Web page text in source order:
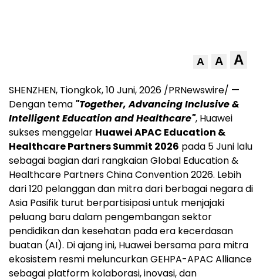
A A A
SHENZHEN, Tiongkok,10 Juni, 2026 /PRNewswire/ —
Dengan tema "Together, Advancing Inclusive &
Intelligent Education and Healthcare", Huawei
sukses menggelar Huawei APAC Education &
Healthcare Partners Summit 2026 pada 5 Juni lalu
sebagai bagian dari rangkaian Global Education &
Healthcare Partners China Convention 2026. Lebih
dari 120 pelanggan dan mitra dari berbagai negara di
Asia Pasifik turut berpartisipasi untuk menjajaki
peluang baru dalam pengembangan sektor
pendidikan dan kesehatan pada era kecerdasan
buatan (AI). Di ajang ini, Huawei bersama para mitra
ekosistem resmi meluncurkan GEHPA-APAC Alliance
sebagai platform kolaborasi, inovasi, dan